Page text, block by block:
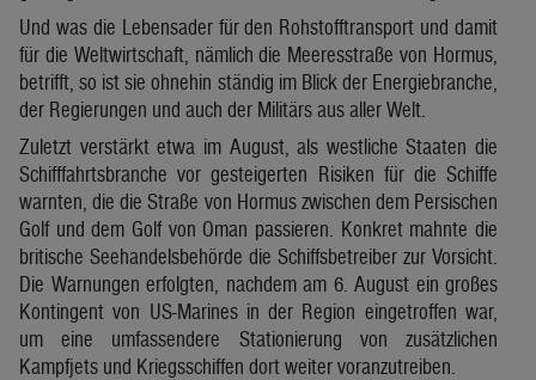
Und was die Lebensader für den Rohstofftransport und damit
für die Weltwirtschaft, nämlich die Meeresstraße von Hormus,
betrifft, so ist sie ohnehin ständig im Blick der Energiebranche,
der Regierungen und auch der Militärs aus aller Welt.
Zuletzt verstärkt etwa im August, als westliche Staaten die
Schifffahrtsbranche vor gesteigerten Risiken für die Schiffe
warnten, die die Straße von Hormus zwischen dem Persischen
Golf und dem Golf von Oman passieren. Konkret mahnte die
britische Seehandelsbehörde die Schiffsbetreiber zur Vorsicht.
Die Warnungen erfolgten, nachdem am 6. August ein großes
Kontingent von US-Marines in der Region eingetroffen war,
um eine umfassendere Stationierung von zusätzlichen
Kampfjets und Kriegsschiffen dort weiter voranzutreiben.